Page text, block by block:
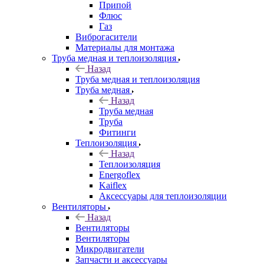
Припой
Флюс
Газ
Виброгасители
Материалы для монтажа
Труба медная и теплоизоляция
Назад
Труба медная и теплоизоляция
Труба медная
Назад
Труба медная
Труба
Фитинги
Теплоизоляция
Назад
Теплоизоляция
Energoflex
Kaiflex
Аксессуары для теплоизоляции
Вентиляторы
Назад
Вентиляторы
Вентиляторы
Микродвигатели
Запчасти и аксессуары